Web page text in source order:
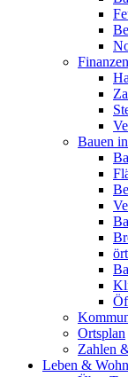
Finanzen
Bauen
Ortsplan
Zahlen
Leben &